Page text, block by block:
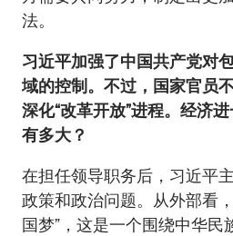
法。
习近平加强了中国共产党对
域的控制。不过，国家官员
深化“改革开放”进程。经济
有多大？
在担任领导职务后，习近平
政策和政治问题。从外部看
国梦”，这是一个围绕中华民